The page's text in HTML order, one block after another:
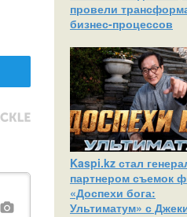
провели
бизнес-процессов
Kaspi.kz стал
партнером съемок
«Доспехи бога:
Ультиматум» с